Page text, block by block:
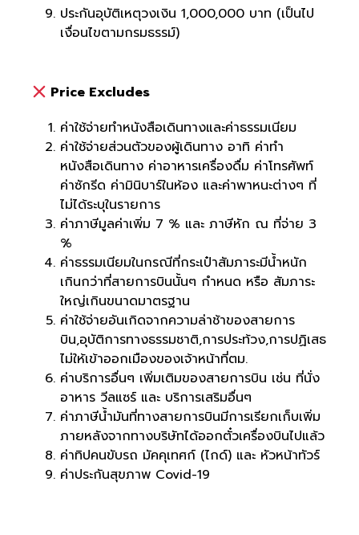
ประกันอุบัติเหตุวงเงิน 1,000,000 บาท (เป็นไป
เงื่อนไขตามกรมธรรม์)
Price Excludes
ค่าใช้จ่ายทำหนังสือเดินทางและค่าธรรมเนียม
ค่าใช้จ่ายส่วนตัวของผู้เดินทาง อาทิ ค่าทำ
หนังสือเดินทาง ค่าอาหารเครื่องดื่ม ค่าโทรศัพท์
ค่าซักรีด ค่ามินิบาร์ในห้อง และค่าพาหนะต่างๆ ที่
ไม่ได้ระบุในรายการ
ค่าภาษีมูลค่าเพิ่ม 7 % และ ภาษีหัก ณ ที่จ่าย 3
%
ค่าธรรมเนียมในกรณีที่กระเป๋าสัมภาระมีน้ำหนัก
เกินกว่าที่สายการบินนั้นๆ กำหนด หรือ สัมภาระ
ใหญ่เกินขนาดมาตรฐาน
ค่าใช้จ่ายอันเกิดจากความล่าช้าของสายการ
บิน,อุบัติการทางธรรมชาติ,การประท้วง,การปฏิเสธ
ไม่ให้เข้าออกเมืองของเจ้าหน้าที่ตม.
ค่าบริการอื่นๆ เพิ่มเติมของสายการบิน เช่น ที่นั่ง
อาหาร วีลแซร์ และ บริการเสริมอื่นๆ
ค่าภาษีน้ำมันที่ทางสายการบินมีการเรียกเก็บเพิ่ม
ภายหลังจากทางบริษัทได้ออกตั๋วเครื่องบินไปแล้ว
ค่าทิปคนขับรถ มัคคุเทศก์ (ไกด์) และ หัวหน้าทัวร์
ค่าประกันสุขภาพ Covid-19